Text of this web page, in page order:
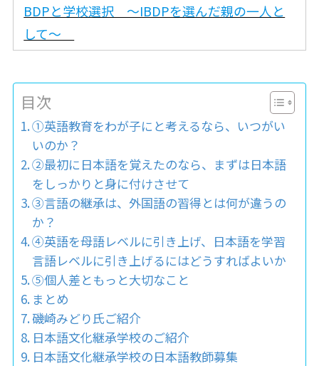
BDPと学校選択 ～IBDPを選んだ親の一人と
して～
目次
①英語教育をわが子にと考えるなら、いつがい
いのか？
②最初に日本語を覚えたのなら、まずは日本語
をしっかりと身に付けさせて
③言語の継承は、外国語の習得とは何が違うの
か？
④英語を母語レベルに引き上げ、日本語を学習
言語レベルに引き上げるにはどうすればよいか
⑤個人差ともっと大切なこと
まとめ
磯崎みどり氏ご紹介
日本語文化継承学校のご紹介
日本語文化継承学校の日本語教師募集